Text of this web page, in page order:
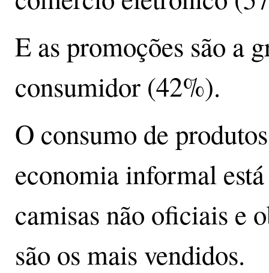
E as promoções são a
consumidor (42%).
O consumo de
economia informal
camisas não oficiais e
são os mais vendidos.